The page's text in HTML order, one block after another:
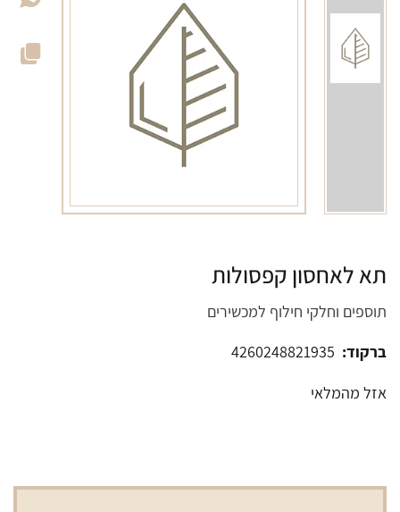
תא לאחסון קפסולות
תוספים וחלקי חילוף למכשירים
ברקוד:
אזל מהמלאי